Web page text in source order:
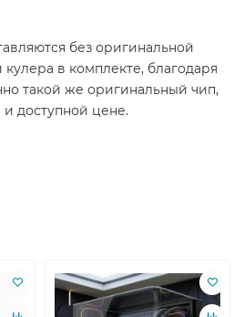
без оригинальной
в комплекте, благодаря
такой же оригинальный чип,
доступной цене.